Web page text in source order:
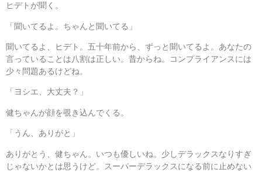
ヒデトが聞く。
「聞いてるよ。ちゃんと聞いてる」
聞いてるよ、ヒデト。五十年前から、ずっと聞いてるよ。あなたの
言っていることは八割は正しい。昔からね。コンプライアンスには
少々問題あるけどね。
「ヨシエ、大丈夫？」
健ちゃんが顔を覗き込んでくる。
「うん、ありがと」
ありがとう、健ちゃん。いつも優しいね。少しデラックスなりすぎ
じゃないかとは思うけど。スーパーデラックスになる前に止めない